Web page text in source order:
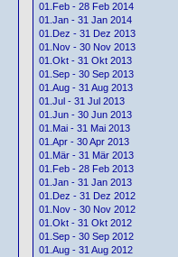
01.Feb - 28 Feb 2014
01.Jan - 31 Jan 2014
01.Dez - 31 Dez 2013
01.Nov - 30 Nov 2013
01.Okt - 31 Okt 2013
01.Sep - 30 Sep 2013
01.Aug - 31 Aug 2013
01.Jul - 31 Jul 2013
01.Jun - 30 Jun 2013
01.Mai - 31 Mai 2013
01.Apr - 30 Apr 2013
01.Mär - 31 Mär 2013
01.Feb - 28 Feb 2013
01.Jan - 31 Jan 2013
01.Dez - 31 Dez 2012
01.Nov - 30 Nov 2012
01.Okt - 31 Okt 2012
01.Sep - 30 Sep 2012
01.Aug - 31 Aug 2012